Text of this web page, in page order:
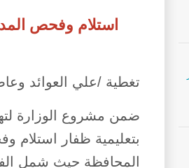
استلام وفحص
تغطية /علي العوائد
ضمن مشروع الوزارة
بتعليمية ظفار استلام
المحافظة حيث شمل